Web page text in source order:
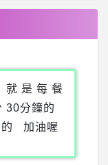
就 是 每 餐
30分鐘的
的 加油喔